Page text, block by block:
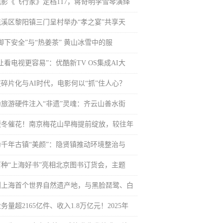
影《飞行家》定档117，蒋奇明李雪琴演绎
溪区黎阳镇三门呈村举办“孝之宴”共享天
下安全”与“热姜茶” 黄山冰雪中的服
看电视更容易”：优酷新TV OS集成AI大
片化与AI时代，电影何以“抓”住人心？
旅游硬件注入“非遗”灵魂：齐云山善水街
冬催花！南京梅花山早梅提前绽放，较往年
千年古镇“美颜”：隐贤镇推动环境整治与
种“上海好书”亮相北京图书订货会，主题
上海首个世界自然遗产地，与黑脸琵鹭、白
务量超2165亿件、收入1.8万亿元！2025年